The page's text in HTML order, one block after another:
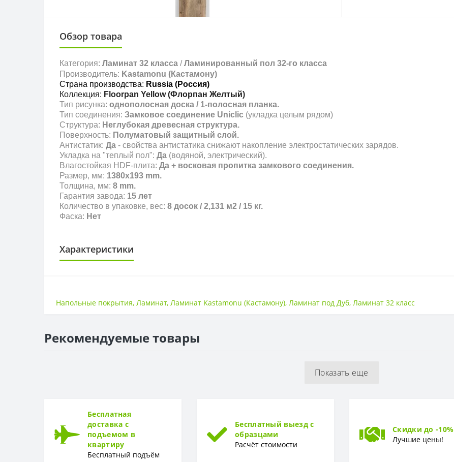
Обзор товара
Категория: Ламинат 32 класса /Ламинированный пол 32-го класса
Производитель: Kastamonu (Кастамону)
Страна производства: Russia (Россия)
Коллекция: Floorpan Yellow (Флорпан Желтый)
Тип рисунка: однополосная доска / 1-полосная планка.
Тип соединения: Замковое соединение Uniclic (укладка целым рядом)
Структура: Неглубокая древесная структура.
Поверхность: Полуматовый защитный слой.
Антистатик: Да - свойства антистатика снижают накопление электростатических зарядов.
Укладка на "теплый пол": Да (водяной, электрический).
Влагостойкая HDF-плита: Да + восковая пропитка замкового соединения.
Размер, мм: 1380х193 mm.
Толщина, мм: 8 mm.
Гарантия завода: 15 лет
Количество в упаковке, вес: 8 досок / 2,131 м2 / 15 кг.
Фаска: Нет
Характеристики
Напольные покрытия,Ламинат,Ламинат Kastamonu (Кастамону),Ламинат под Дуб,Ламинат 32 класс
Рекомендуемые товары
Показать еще
Бесплатная
доставка с
подъемом в
квартиру
Бесплатный подъём
Бесплатный выезд с
образцами
Расчёт стоимости
Скидки до -10%
Лучшие цены!